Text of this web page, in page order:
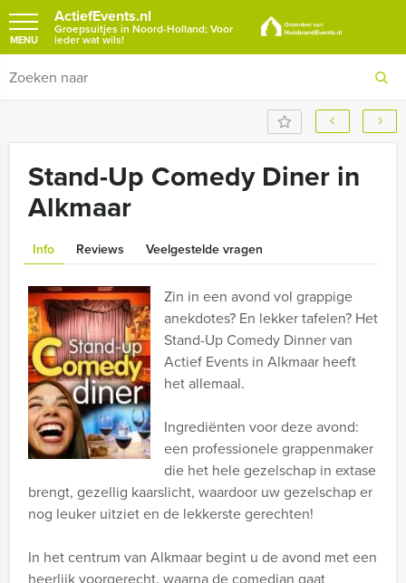
ActiefEvents.nl
Groepsuitjes in Noord-Holland; Voor
ieder wat wils!
MENU
Stand-Up Comedy Diner in
Alkmaar
Info Reviews Veelgestelde vragen
Zin in een avond vol grappige
anekdotes? En lekker tafelen? Het
Stand-Up Comedy Dinner van
Actief Events in Alkmaar heeft
het allemaal.
Ingrediënten voor deze avond:
een professionele grappenmaker
die het hele gezelschap in extase
brengt, gezellig kaarslicht, waardoor uw gezelschap er
nog leuker uitziet en de lekkerste gerechten!
In het centrum van Alkmaar begint u de avond met een